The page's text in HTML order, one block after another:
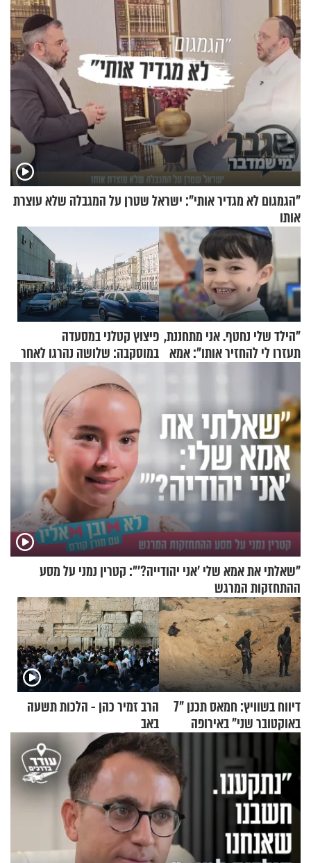
"הגמגום לא מגדיר אותי": ישראל שטרן על המגבלה שלא עוצרת
אותו
"הילד שלי נחטף. אני מתחננת,
תעזרו לי להחזיר אותו": אמא
פיצוץ קטלני במסעדה
במוסקבה: שלושה נהרגו לאחר
שמטען שנשאה אישה התפוצץ
"שאלתי את אמא שלי 'אני יהודייה?'": קטרין נמני על מסע
ההתחזקות המרגש
דיווח בשוויץ: חמאס תכנן "7
באוקטובר שני" באירופה
הרב זמיר כהן - הלכות תשעה
באב